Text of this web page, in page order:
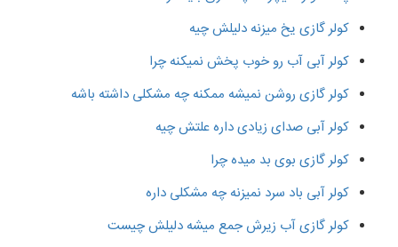
کولر گازی یخ میزنه دلیلش چیه
کولر آبی آب رو خوب پخش نمیکنه چرا
کولر گازی روشن نمیشه ممکنه چه مشکلی داشته باشه
کولر آبی صدای زیادی داره علتش چیه
کولر گازی بوی بد میده چرا
کولر آبی باد سرد نمیزنه چه مشکلی داره
کولر گازی آب زیرش جمع میشه دلیلش چیست